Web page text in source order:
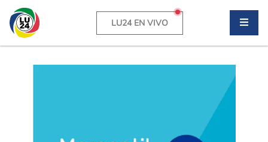
LU24 EN VIVO